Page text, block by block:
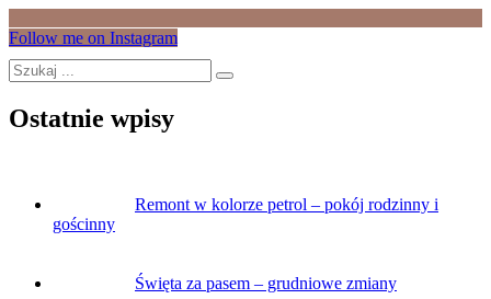
Follow me on Instagram
Ostatnie wpisy
Remont w kolorze petrol – pokój rodzinny i
gościnny
Święta za pasem – grudniowe zmiany